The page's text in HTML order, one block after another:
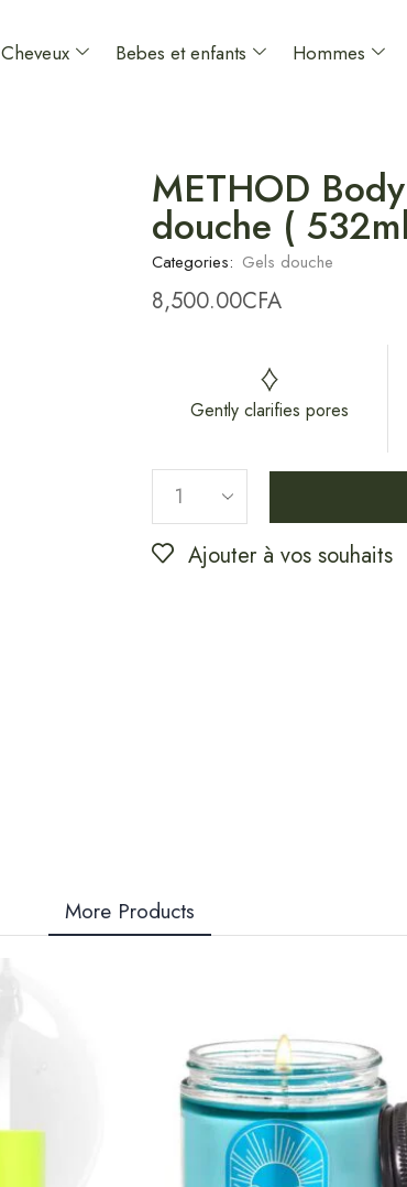
Cheveux Bebes et enfants Hommes
METHOD
douche (
Categories: Gels douche
8,500.00CFA
Gently clarifies pores
Ajouter à vos souhaits
More Products